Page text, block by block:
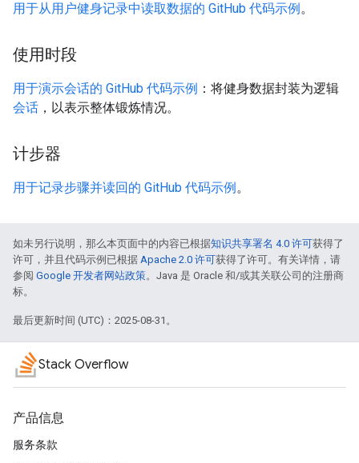
用于从用户健身记录中读取数据的 GitHub 代码示例。
使用时段
用于演示会话的 GitHub 代码示例 ：将健身数据封装为逻辑
会话 ，以表示整体锻炼情况。
计步器
用于记录步骤并读回的 GitHub 代码示例。
如未另行说明，那么本页面中的内容已根据知识共享署名 4.0 许可获得了
许可，并且代码示例已根据 Apache 2.0 许可获得了许可。有关详情，请
参阅 Google 开发者网站政策。Java 是 Oracle 和/或其关联公司的注册商
标。
最后更新时间 (UTC)：2025-08-31。
Stack Overflow
产品信息
服务条款